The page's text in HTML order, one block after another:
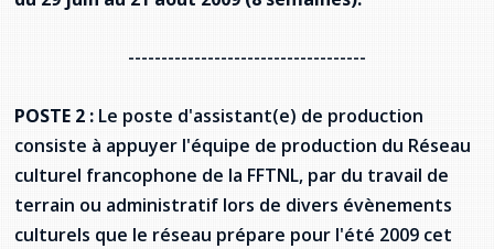
Brian Kizner
Marc-Alexandre Mestres
Stacy Smith
------------------------------------
POSTE 2 : Le poste d'assistant(e) de production
consiste à appuyer l'équipe de production du Réseau
culturel francophone de la FFTNL, par du travail de
terrain ou administratif lors de divers évènements
culturels que le réseau prépare pour l'été 2009 cet